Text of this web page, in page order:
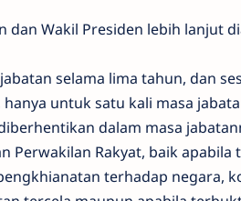
dan Wakil Presiden lebih lanjut
selama lima tahun, dan
untuk satu kali masa
dalam masa
Perwakilan Rakyat, baik
terhadap negara,